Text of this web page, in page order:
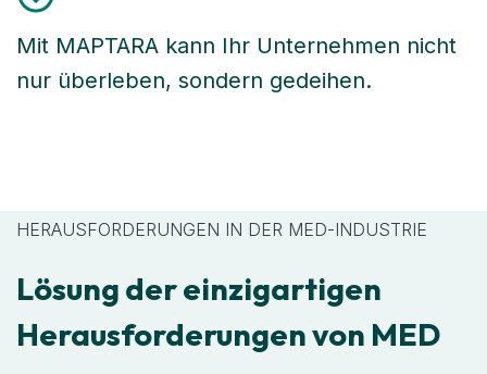
Mit MAPTARA kann Ihr Unternehmen nicht
nur überleben, sondern gedeihen.
HERAUSFORDERUNGEN IN DER MED-INDUSTRIE
Lösung der einzigartigen
Herausforderungen von MED